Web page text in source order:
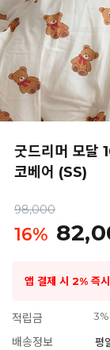
굿드리머 모달
코베어 (SS)
98,000
16%
앱 결제 시 2% 즉
적립금 3%
배송정보 평